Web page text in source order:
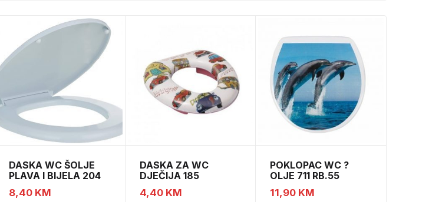
DASKA WC ŠOLJE
PLAVA I BIJELA 204
8,40 KM
DASKA ZA WC
DJEČIJA 185
4,40 KM
POKLOPAC WC ?
OLJE 711 RB.55
11,90 KM